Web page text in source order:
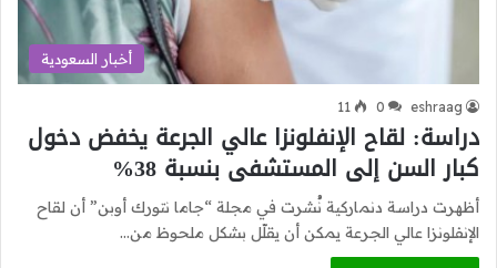
أخبار السعودية
eshraag
0
11
دراسة: لقاح الإنفلونزا عالي الجرعة يخفض دخول
كبار السن إلى المستشفى بنسبة 38%
أظهرت دراسة دنماركية نُشرت في مجلة “جاما نتورك أوبن” أن لقاح
الإنفلونزا عالي الجرعة يمكن أن يقلّل بشكل ملحوظ من…